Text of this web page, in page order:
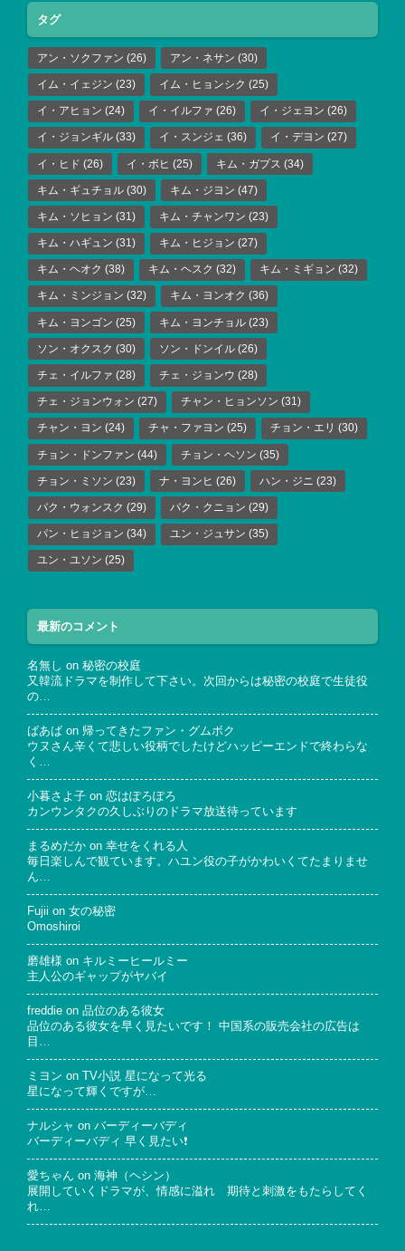
タグ
アン・ソクファン (26) アン・ネサン (30)
イム・イェジン (23) イム・ヒョンシク (25)
イ・アヒョン (24) イ・イルファ (26) イ・ジェヨン (26)
イ・ジョンギル (33) イ・スンジェ (36) イ・デヨン (27)
イ・ヒド (26) イ・ボヒ (25) キム・ガプス (34)
キム・ギュチョル (30) キム・ジヨン (47)
キム・ソヒョン (31) キム・チャンワン (23)
キム・ハギュン (31) キム・ヒジョン (27)
キム・ヘオク (38) キム・ヘスク (32) キム・ミギョン (32)
キム・ミンジョン (32) キム・ヨンオク (36)
キム・ヨンゴン (25) キム・ヨンチョル (23)
ソン・オクスク (30) ソン・ドンイル (26)
チェ・イルファ (28) チェ・ジョンウ (28)
チェ・ジョンウォン (27) チャン・ヒョンソン (31)
チャン・ヨン (24) チャ・ファヨン (25) チョン・エリ (30)
チョン・ドンファン (44) チョン・ヘソン (35)
チョン・ミソン (23) ナ・ヨンヒ (26) ハン・ジニ (23)
パク・ウォンスク (29) パク・クニョン (29)
パン・ヒョジョン (34) ユン・ジュサン (35)
ユン・ユソン (25)
最新のコメント
名無し on 秘密の校庭
又韓流ドラマを制作して下さい。次回からは秘密の校庭で生徒役
の…
ばあば on 帰ってきたファン・グムボク
ウヌさん辛くて悲しい役柄でしたけどハッピーエンドで終わらな
く…
小暮さよ子 on 恋はぽろぽろ
カンウンタクの久しぶりのドラマ放送待っています
まるめだか on 幸せをくれる人
毎日楽しんで観ています。ハユン役の子がかわいくてたまりませ
ん…
Fujii on 女の秘密
Omoshiroi
磨雄様 on キルミーヒールミー
主人公のギャップがヤバイ
freddie on 品位のある彼女
品位のある彼女を早く見たいです！ 中国系の販売会社の広告は
目…
ミヨン on
TV小説 星になって光る
星になって輝くですが…
ナルシャ on バーディーバディ
バーディーバディ 早く見たい❗
愛ちゃん on 海神（ヘシン）
展開していくドラマが、情感に溢れ 期待と刺激をもたらしてく
れ…